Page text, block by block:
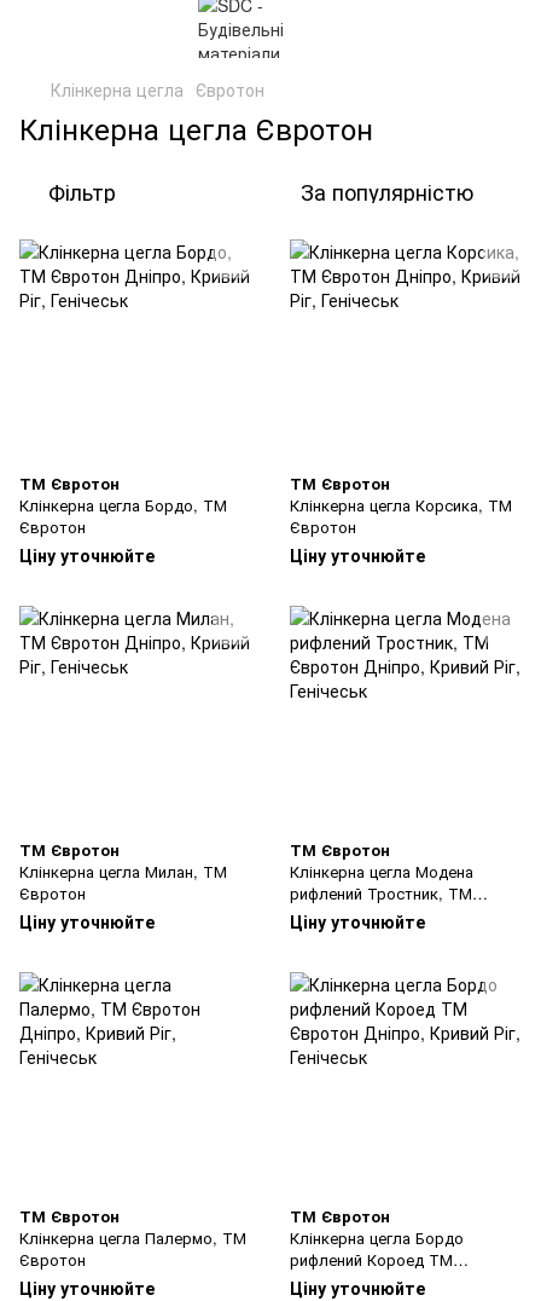
Клінкерна цегла Євротон
Клінкерна цегла Євротон
Фільтр За популярністю
ТМ Євротон
Клінкерна цегла Бордо, ТМ
Євротон
Ціну уточнюйте
ТМ Євротон
Клінкерна цегла Корсика, ТМ
Євротон
Ціну уточнюйте
ТМ Євротон
Клінкерна цегла Милан, ТМ
Євротон
Ціну уточнюйте
ТМ Євротон
Клінкерна цегла Модена
рифлений Тростник, ТМ
Євротон
Ціну уточнюйте
ТМ Євротон
Клінкерна цегла Палермо, ТМ
Євротон
Ціну уточнюйте
ТМ Євротон
Клінкерна цегла Бордо
рифлений Короед ТМ
Євротон
Ціну уточнюйте